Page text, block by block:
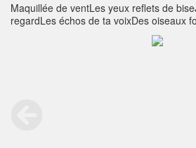
Maquillée de ventLes yeux reflets de
regardLes échos de ta voixDes oiseaux
feuDu soleil se couchantLes branches se
le sillage d'un bateau bleuSous les